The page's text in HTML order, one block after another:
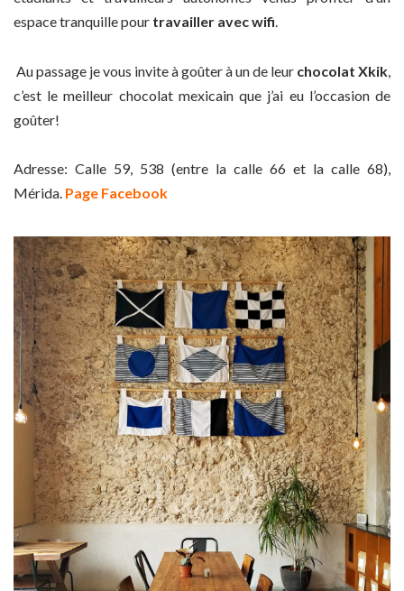
espace tranquille pour travailler avec wifi.
Au passage je vous invite à goûter à un de leur chocolat Xkik
c’est le meilleur chocolat mexicain que j’ai eu l’occasion de
goûter!
Adresse: Calle 59, 538 (entre la calle 66 et la calle 68),
Mérida. Page Facebook